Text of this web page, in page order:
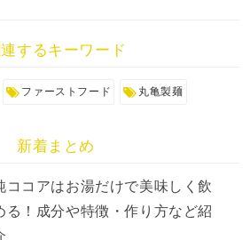
するキーワード
ファーストフード 丸亀製麺
新着まとめ
ココアはお湯だけで美味しく飲
る！成分や特徴・作り方など紹